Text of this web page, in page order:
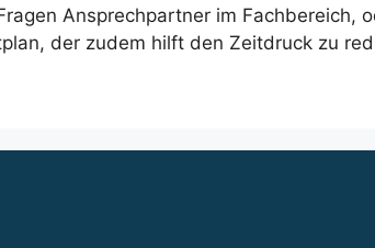
Ansprechpartner im Fachbereich,
der zudem hilft den Zeitdruck zu